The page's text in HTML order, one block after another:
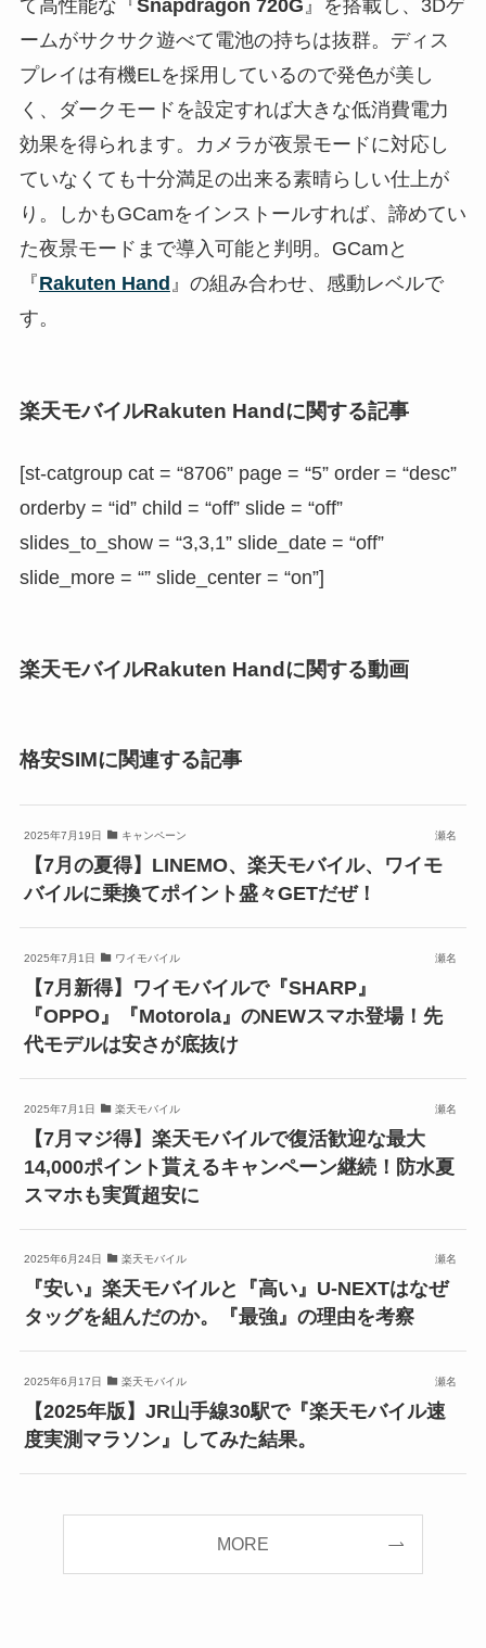
て高性能な『 Snapdragon 720G』を搭載し、3Dゲ
ームがサクサク遊べて電池の持ちは抜群。ディス
プレイは有機ELを採用しているので発色が美し
く、ダークモードを設定すれば大きな低消費電力
効果を得られます。カメラが夜景モードに対応し
ていなくても十分満足の出来る素晴らしい仕上が
り。しかもGCamをインストールすれば、諦めてい
た夜景モードまで導入可能と判明。GCamと
『Rakuten Hand 』の組み合わせ、感動レベルで
す。
楽天モバイルRakuten Handに関する記事
[st-catgroup cat = “8706” page = “5” order = “desc”
orderby = “id” child = “off” slide = “off”
slides_to_show = “3,3,1” slide_date = “off”
slide_more = “” slide_center = “on”]
楽天モバイルRakuten Handに関する動画
格安SIMに関連する記事
2025年7月19日 キャンペーン 瀬名
【7月の夏得】LINEMO、楽天モバイル、ワイモ
バイルに乗換てポイント盛々GETだぜ！
2025年7月1日 ワイモバイル 瀬名
【7月新得】ワイモバイルで『SHARP』
『OPPO』『Motorola』のNEWスマホ登場！先
代モデルは安さが底抜け
2025年7月1日 楽天モバイル 瀬名
【7月マジ得】楽天モバイルで復活歓迎な最大
14,000ポイント貰えるキャンペーン継続！防水夏
スマホも実質超安に
2025年6月24日 楽天モバイル 瀬名
『安い』楽天モバイルと『高い』U-NEXTはなぜ
タッグを組んだのか。『最強』の理由を考察
2025年6月17日 楽天モバイル 瀬名
【2025年版】JR山手線30駅で『楽天モバイル速
度実測マラソン』してみた結果。
MORE